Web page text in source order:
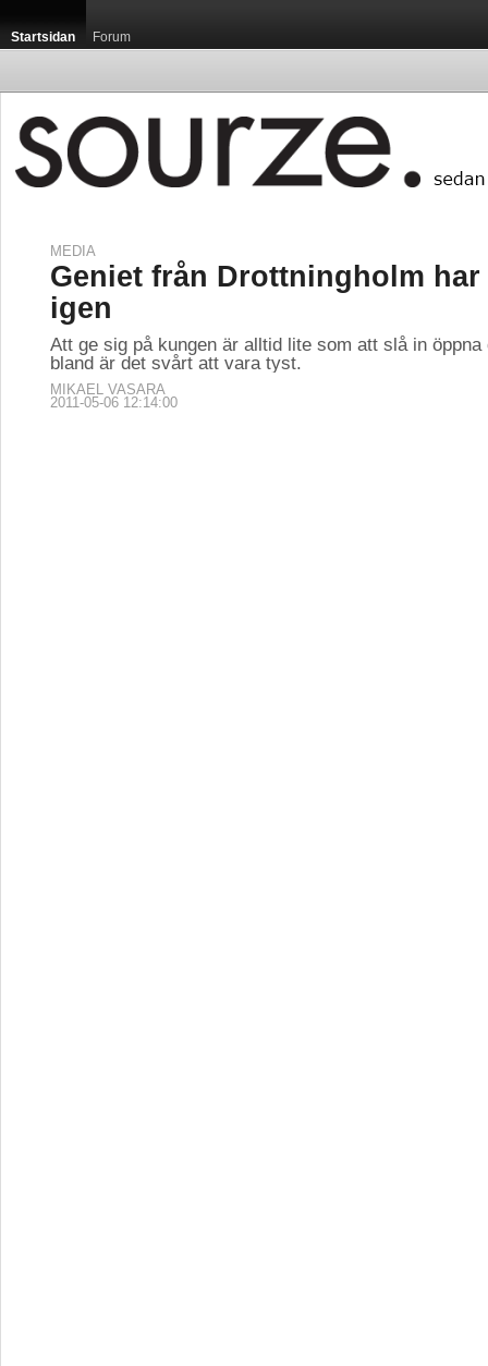
Startsidan Forum
MEDIA
Geniet från Drottningholm
igen
Att ge sig på kungen är alltid lite som att slå in öppna
bland är det svårt att vara tyst.
MIKAEL VASARA
2011-05-06 12:14:00